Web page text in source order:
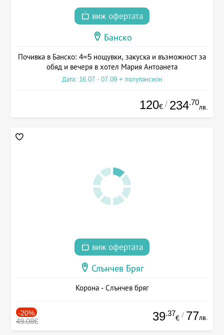
виж офертата
Банско
Почивка в Банско: 4=5 нощувки, закуска и възможност за
обяд и вечеря в хотел Мария Антоанета
Дата: 16.07 - 07.09 + полупансион
120€ / 234.70
лв.
виж офертата
Слънчев Бряг
Корона - Слънчев бряг
-20%
49.08€ 39.37
€ / 77лв.